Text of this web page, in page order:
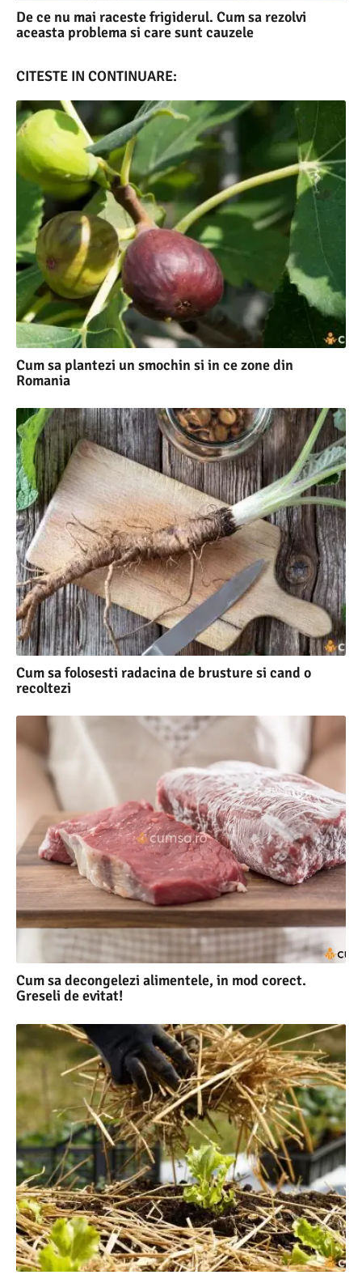
De ce nu mai raceste frigiderul. Cum sa rezolvi
aceasta problema si care sunt cauzele
CITESTE IN CONTINUARE:
Cum sa plantezi un smochin si in ce zone din
Romania
Cum sa folosesti radacina de brusture si cand o
recoltezi
Cum sa decongelezi alimentele, in mod corect.
Greseli de evitat!